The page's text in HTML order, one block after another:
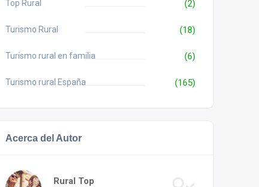
Top Rural (2)
Turismo Rural (18)
Turismo rural en familia (6)
Turismo rural España (165)
Acerca del Autor
Rural Top